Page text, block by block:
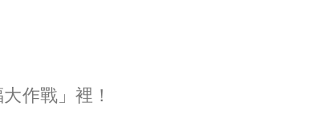
作戰」裡！